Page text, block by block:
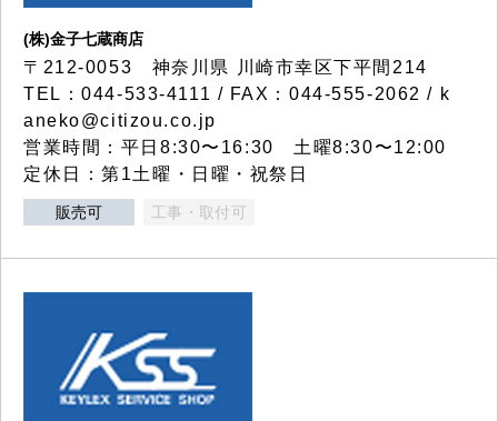
(株)金子七蔵商店
〒212-0053 神奈川県 川崎市幸区下平間214
TEL：044-533-4111 / FAX：044-555-2062 / k
aneko@citizou.co.jp
営業時間：平日8:30〜16:30 土曜8:30〜12:00
定休日：第1土曜・日曜・祝祭日
販売可 工事・取付可